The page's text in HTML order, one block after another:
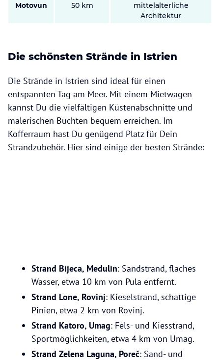
Motovun 50 km
mittelalterliche
Architektur
Die schönsten Strände in Istrien
Die Strände in Istrien sind ideal für einen
entspannten Tag am Meer. Mit einem Mietwagen
kannst Du die vielfältigen Küstenabschnitte und
malerischen Buchten bequem erreichen. Im
Kofferraum hast Du genügend Platz für Dein
Strandzubehör. Hier sind einige der besten Strände:
Strand Bijeca, Medulin: Sandstrand, flaches
Wasser, etwa 10 km von Pula entfernt.
Strand Lone, Rovinj: Kieselstrand, schattige
Pinien, etwa 2 km von Rovinj.
Strand Katoro, Umag: Fels- und Kiesstrand,
Sportmöglichkeiten, etwa 4 km von Umag.
Strand Zelena Laguna, Poreč: Sand- und